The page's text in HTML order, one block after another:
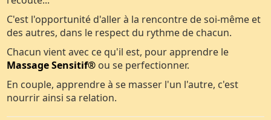
C'est l'opportunité d'aller à la rencontre de soi-même et
des autres, dans le respect du rythme de chacun.
Chacun vient avec ce qu'il est, pour apprendre le
Massage Sensitif® ou se perfectionner.
En couple, apprendre à se masser l'un l'autre, c'est
nourrir ainsi sa relation.